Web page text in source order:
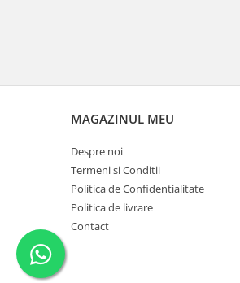
MAGAZINUL MEU
Despre noi
Termeni si Conditii
Politica de Confidentialitate
Politica de livrare
Contact